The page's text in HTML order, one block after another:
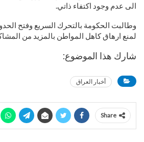
الى عدم وجود اكتفاء ذاتي.
وطالبت الحكومة بالتحرك السريع وفتح الحدود
لمنع ارهاق كاهل المواطن بالمزيد من
شارك هذا الموضوع:
أخبار العراق
Share